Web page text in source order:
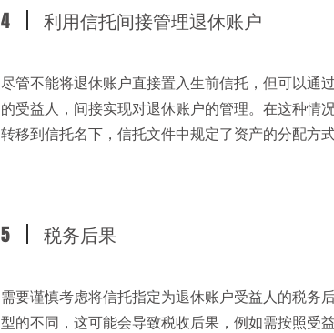
4 利用信托间接管理退休账户
尽管不能将退休账户直接置入生前信托，但可以通
的受益人，间接实现对退休账户的管理。在这种情
转移到信托名下，信托文件中规定了资产的分配方式
5 税务后果
需要谨慎考虑将信托指定为退休账户受益人的税务
型的不同，这可能会导致税收后果，例如需按照受